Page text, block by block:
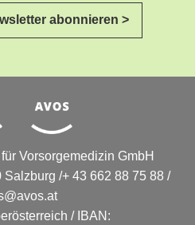
abonnieren >
Vorsorgemedizin GmbH
/+ 43 662 88 75 88 /
/ IBAN: